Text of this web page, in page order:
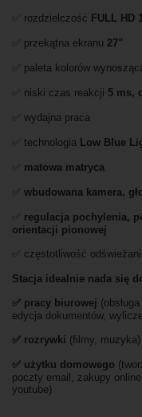
✅ rozdzielczość FULL HD
✅ przekątna ekranu 27"
✅ paleta kolorów
✅ niski czas reakcji 5 ms,
✅ wydajna praca
✅ technologia Low Blue
matowa matryca
wbudowana kamera,
regulacja pochylenia,
orientacji pionowej
✅ częstotliwość
Stacja idealnie nada się
✅ pracy biurowej
edycja dokumentów,
✅ rozrywki (filmy, muzyka)
✅ użytku domowego
poczty email, zakupy
youtube)